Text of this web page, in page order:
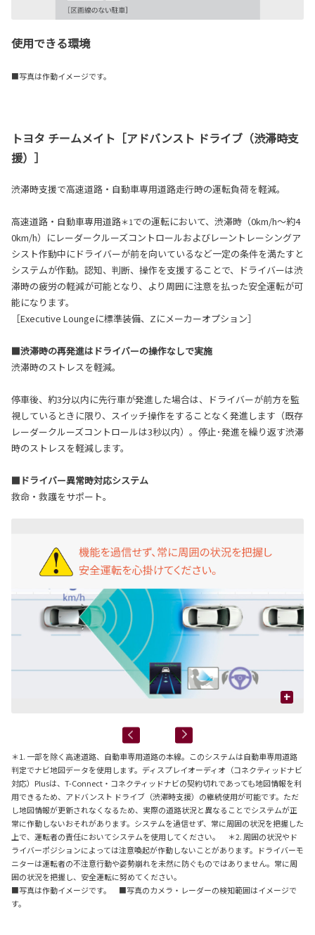
使用できる環境
■写真は作動イメージです。
トヨタ チームメイト［アドバンスト ドライブ（渋滞時支
援）］
渋滞時支援で高速道路・自動車専用道路走行時の運転負荷を軽減。
高速道路・自動車専用道路＊1での運転において、渋滞時（0km/h～約4
0km/h）にレーダークルーズコントロールおよびレーントレーシングア
シスト作動中にドライバーが前を向いているなど一定の条件を満たすと
システムが作動。認知、判断、操作を支援することで、ドライバーは渋
滞時の疲労の軽減が可能となり、より周囲に注意を払った安全運転が可
能になります。
［Executive Loungeに標準装備、Zにメーカーオプション］
■渋滞時の再発進はドライバーの操作なしで実施
渋滞時のストレスを軽減。
停車後、約3分以内に先行車が発進した場合は、ドライバーが前方を監
視しているときに限り、スイッチ操作をすることなく発進します（既存
レーダークルーズコントロールは3秒以内）。停止･発進を繰り返す渋滞
時のストレスを軽減します。
■ドライバー異常時対応システム
救命・救護をサポート。
+
＊1. 一部を除く高速道路、自動車専用道路の本線。このシステムは自動車専用道路
判定でナビ地図データを使用します。ディスプレイオーディオ（コネクティッドナビ
対応）Plusは、T-Connect・コネクティッドナビの契約切れであっても地図情報を利
用できるため、アドバンスト ドライブ（渋滞時支援）の継続使用が可能です。ただ
し地図情報が更新されなくなるため、実際の道路状況と異なることでシステムが正
常に作動しないおそれがあります。システムを過信せず、常に周囲の状況を把握した
上で、運転者の責任においてシステムを使用してください。 ＊2. 周囲の状況やド
ライバーポジションによっては注意喚起が作動しないことがあります。ドライバーモ
ニターは運転者の不注意行動や姿勢崩れを未然に防ぐものではありません。常に周
囲の状況を把握し、安全運転に努めてください。
■写真は作動イメージです。 ■写真のカメラ・レーダーの検知範囲はイメージで
す。